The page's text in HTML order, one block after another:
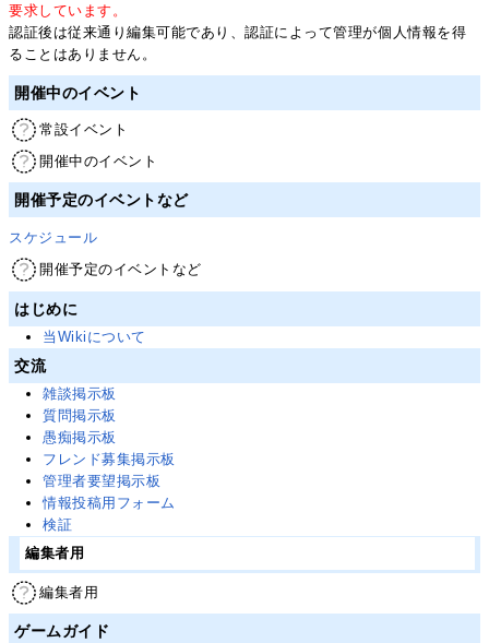
要求しています。
認証後は従来通り編集可能であり、認証によって管理が個人情報を得
ることはありません。
開催中のイベント
常設イベント
開催中のイベント
開催予定のイベントなど
スケジュール
開催予定のイベントなど
はじめに
当Wikiについて
交流
雑談掲示板
質問掲示板
愚痴掲示板
フレンド募集掲示板
管理者要望掲示板
情報投稿用フォーム
検証
編集者用
編集者用
ゲームガイド